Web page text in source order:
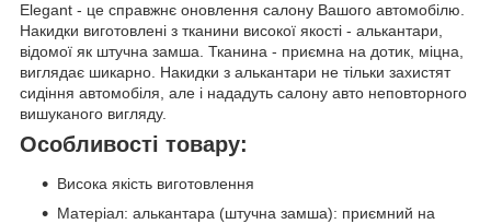
Elegant - це справжнє оновлення салону Вашого автомобілю.
Накидки виготовлені з тканини високої якості - алькантари,
відомої як штучна замша. Тканина - приємна на дотик, міцна,
виглядає шикарно. Накидки з алькантари не тільки захистят
сидіння автомобіля, але і нададуть салону авто неповторного
вишуканого вигляду.
Особливості товару:
Висока якість виготовлення
Матеріал: алькантара (штучна замша): приємний на